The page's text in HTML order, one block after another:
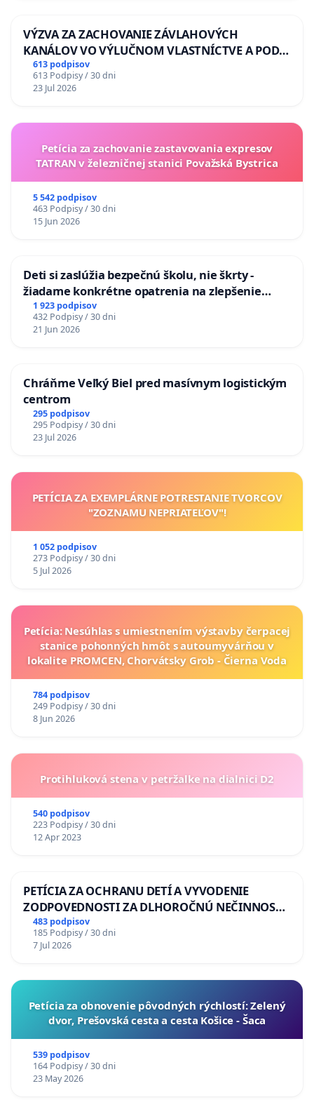
VÝZVA ZA ZACHOVANIE ZÁVLAHOVÝCH
KANÁLOV VO VÝLUČNOM VLASTNÍCTVE A POD
KONTROLOU SLOVENSKEJ REPUBLIKY & žiadosť
na riešenie zanedbaného stavu závlahových a
odvodňovacích kanálov na Slovensku
613 podpisov
613 Podpisy / 30 dni
23 Jul 2026
Petícia za zachovanie zastavovania expresov
TATRAN v železničnej stanici Považská Bystrica
5 542 podpisov
463 Podpisy / 30 dni
15 Jun 2026
Deti si zaslúžia bezpečnú školu, nie škrty -
žiadame konkrétne opatrenia na zlepšenie
situácie v školstve
1 923 podpisov
432 Podpisy / 30 dni
21 Jun 2026
Chráňme Veľký Biel pred masívnym logistickým
centrom
295 podpisov
295 Podpisy / 30 dni
23 Jul 2026
PETÍCIA ZA EXEMPLÁRNE POTRESTANIE TVORCOV
"ZOZNAMU NEPRIATEĽOV"!
1 052 podpisov
273 Podpisy / 30 dni
5 Jul 2026
Petícia: Nesúhlas s umiestnením výstavby čerpacej
stanice pohonných hmôt s autoumyvárňou v
lokalite PROMCEN, Chorvátsky Grob - Čierna Voda
784 podpisov
249 Podpisy / 30 dni
8 Jun 2026
Protihluková stena v petržalke na dialnici D2
540 podpisov
223 Podpisy / 30 dni
12 Apr 2023
PETÍCIA ZA OCHRANU DETÍ A VYVODENIE
ZODPOVEDNOSTI ZA DLHOROČNÚ NEČINNOSŤ
A ZLYHANIE ŠTÁTU
483 podpisov
185 Podpisy / 30 dni
7 Jul 2026
​Petícia za obnovenie pôvodných rýchlostí: Zelený
dvor, Prešovská cesta a cesta Košice - Šaca
539 podpisov
164 Podpisy / 30 dni
23 May 2026